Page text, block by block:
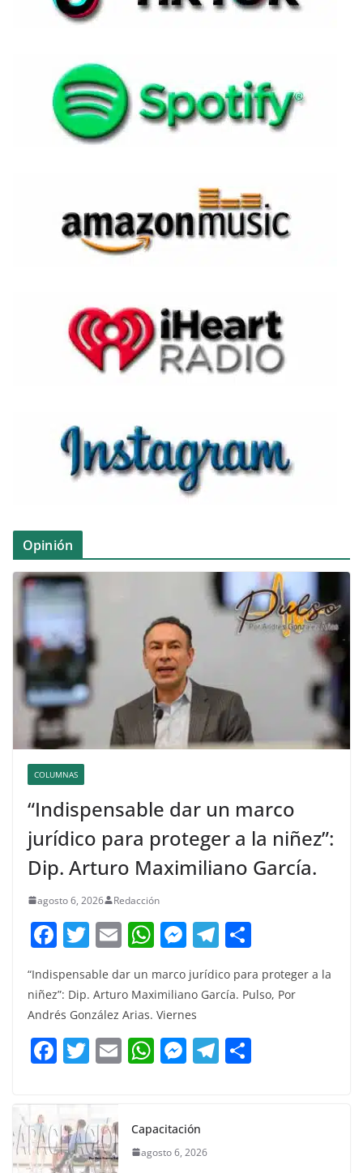
Opinión
COLUMNAS
“Indispensable dar un marco
jurídico para proteger a la niñez”:
Dip. Arturo Maximiliano García.
agosto 6, 2026 Redacción
F
c
e
b
o
k
T
w
itt
er
E
ai
l
W
at
s
A
p
M
e
ss
e
n
g
T
e
a
m
m
“Indispensable dar un marco jurídico para proteger a la
niñez”: Dip. Arturo Maximiliano García. Pulso, Por
Andrés González Arias. Viernes
F
c
e
b
T
itt
er
E W
s
A
M
e
n
T
Capacitación
agosto 6, 2026